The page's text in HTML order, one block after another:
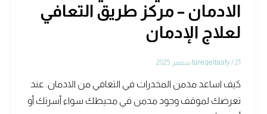
الادمان – مركز طريق التعافي
لعلاج الإدمان
tareqeltaafy/21 سبتمبر، 2025
كيف اساعد مدمن المخدرات في التعافي من الادمان. عند
تعرضك لموقف وجود مدمن في محيطك سواء أسرتك أو